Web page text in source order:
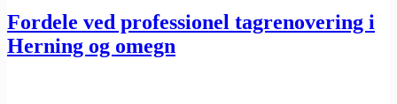
Fordele ved professionel tagrenovering i
Herning og omegn